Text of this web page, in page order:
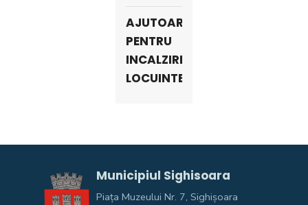
AJUTOARE
PENTRU
INCALZIREA
LOCUINTEI
Municipiul Sighisoara
Piața Muzeului Nr. 7, Sighişoara